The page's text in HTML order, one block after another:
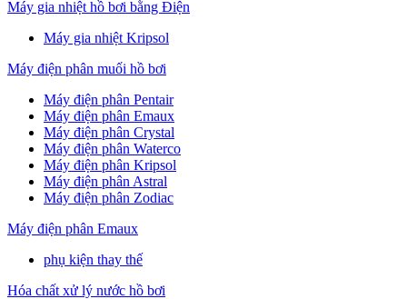
Máy gia nhiệt hồ bơi bằng Điện
Máy gia nhiệt Kripsol
Máy điện phân muối hồ bơi
Máy điện phân Pentair
Máy điện phân Emaux
Máy điện phân Crystal
Máy điện phân Waterco
Máy điện phân Kripsol
Máy điện phân Astral
Máy điện phân Zodiac
Máy điện phân Emaux
phụ kiện thay thế
Hóa chất xử lý nước hồ bơi